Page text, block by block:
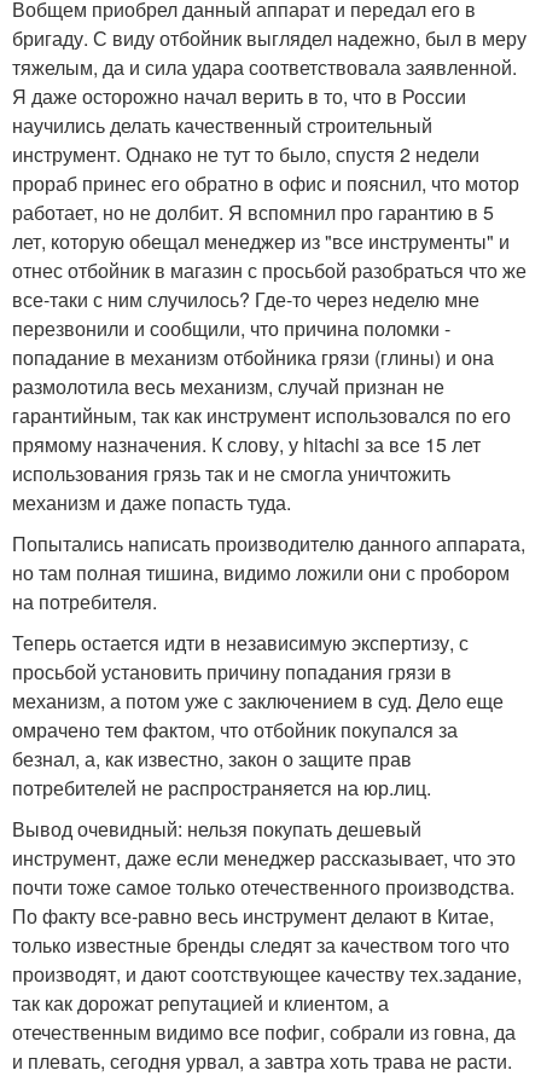
Вобщем приобрел данный аппарат и передал его в
бригаду. С виду отбойник выглядел надежно, был в меру
тяжелым, да и сила удара соответствовала заявленной.
Я даже осторожно начал верить в то, что в России
научились делать качественный строительный
инструмент. Однако не тут то было, спустя 2 недели
прораб принес его обратно в офис и пояснил, что мотор
работает, но не долбит. Я вспомнил про гарантию в 5
лет, которую обещал менеджер из "все инструменты" и
отнес отбойник в магазин с просьбой разобраться что же
все-таки с ним случилось? Где-то через неделю мне
перезвонили и сообщили, что причина поломки -
попадание в механизм отбойника грязи (глины) и она
размолотила весь механизм, случай признан не
гарантийным, так как инструмент использовался по его
прямому назначения. К слову, у hitachi за все 15 лет
использования грязь так и не смогла уничтожить
механизм и даже попасть туда.
Попытались написать производителю данного аппарата,
но там полная тишина, видимо ложили они с пробором
на потребителя.
Теперь остается идти в независимую экспертизу, с
просьбой установить причину попадания грязи в
механизм, а потом уже с заключением в суд. Дело еще
омрачено тем фактом, что отбойник покупался за
безнал, а, как известно, закон о защите прав
потребителей не распространяется на юр.лиц.
Вывод очевидный: нельзя покупать дешевый
инструмент, даже если менеджер рассказывает, что это
почти тоже самое только отечественного производства.
По факту все-равно весь инструмент делают в Китае,
только известные бренды следят за качеством того что
производят, и дают соотствующее качеству тех.задание,
так как дорожат репутацией и клиентом, а
отечественным видимо все пофиг, собрали из говна, да
и плевать, сегодня урвал, а завтра хоть трава не расти.